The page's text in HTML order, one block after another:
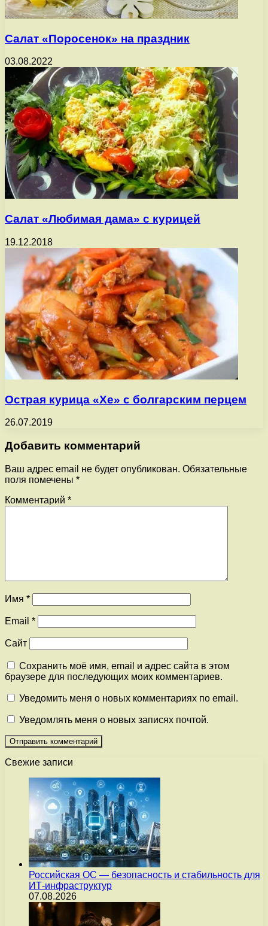
Салат «Поросенок» на праздник
03.08.2022
Салат «Любимая дама» с курицей
19.12.2018
Острая курица «Хе» с болгарским перцем
26.07.2019
Добавить комментарий
Ваш адрес email не будет опубликован. Обязательные
поля помечены *
Комментарий *
Имя *
Email *
Сайт
Сохранить моё имя, email и адрес сайта в этом
браузере для последующих моих комментариев.
Уведомить меня о новых комментариях по email.
Уведомлять меня о новых записях почтой.
Свежие записи
Российская ОС — безопасность и стабильность для
ИТ-инфраструктур
07.08.2026